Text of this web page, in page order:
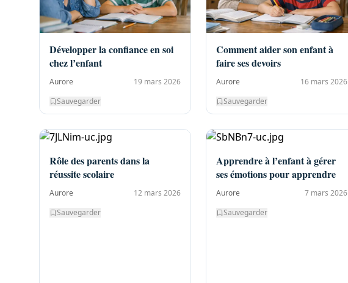
Développer la confiance en soi
chez l’enfant
Aurore
19 mars 2026
Sauvegarder
Comment aider son enfant à
faire ses devoirs
Aurore
16 mars 2026
Sauvegarder
Rôle des parents dans la
réussite scolaire
Aurore
12 mars 2026
Sauvegarder
Apprendre à l’enfant à gérer
ses émotions pour apprendre
Aurore
7 mars 2026
Sauvegarder